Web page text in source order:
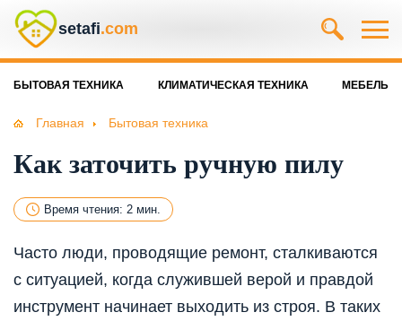
setafi.com
БЫТОВАЯ ТЕХНИКА КЛИМАТИЧЕСКАЯ ТЕХНИКА МЕБЕЛЬ
Главная Бытовая техника
Как заточить ручную пилу
Время чтения: 2 мин.
Часто люди, проводящие ремонт, сталкиваются
с ситуацией, когда служившей верой и правдой
инструмент начинает выходить из строя. В таких